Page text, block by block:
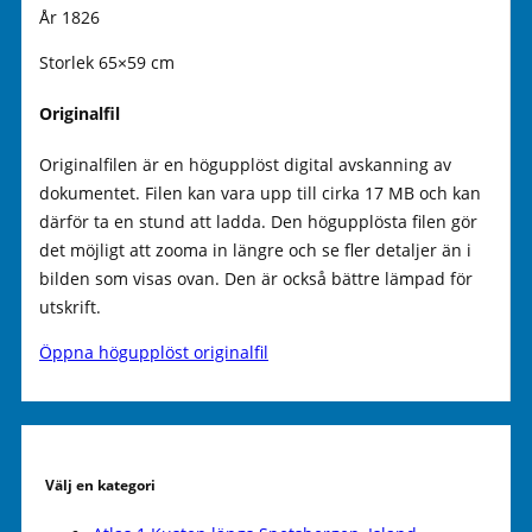
År 1826
Storlek 65×59 cm
Originalfil
Originalfilen är en högupplöst digital avskanning av
dokumentet. Filen kan vara upp till cirka 17 MB och kan
därför ta en stund att ladda. Den högupplösta filen gör
det möjligt att zooma in längre och se fler detaljer än i
bilden som visas ovan. Den är också bättre lämpad för
utskrift.
Öppna högupplöst originalfil
Välj en kategori